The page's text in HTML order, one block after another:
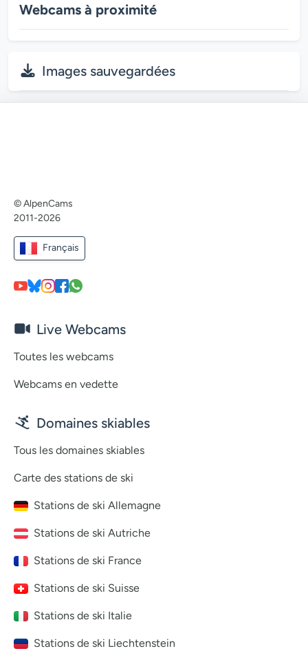
Webcams à proximité
Images sauvegardées
© AlpenCams
2011-2026
Français
Live Webcams
Toutes les webcams
Webcams en vedette
Domaines skiables
Tous les domaines skiables
Carte des stations de ski
Stations de ski Allemagne
Stations de ski Autriche
Stations de ski France
Stations de ski Suisse
Stations de ski Italie
Stations de ski Liechtenstein